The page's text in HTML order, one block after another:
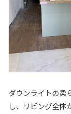
ダウンライトの柔
し、リビング全体